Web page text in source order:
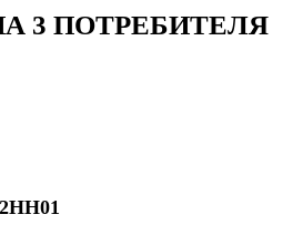
3 ПОТРЕБИТЕЛЯ